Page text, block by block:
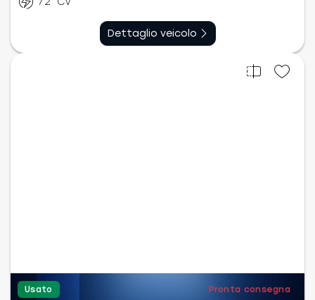
Dettaglio veicolo
Usato Pronta consegna